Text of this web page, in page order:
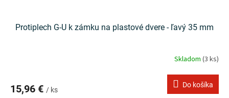
Protiplech G-U k zámku na plastové dvere - ľavý 35 mm
Skladom (3 ks)
15,96 € / ks
Do košíka